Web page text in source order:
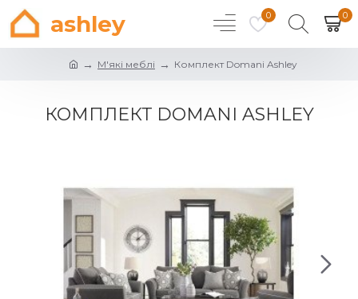
ashley 0 0
М'які меблі Комплект Domani Ashley
КОМПЛЕКТ DOMANI ASHLEY